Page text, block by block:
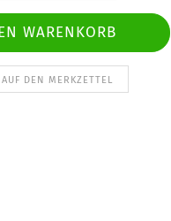
AUF DEN MERKZETTEL